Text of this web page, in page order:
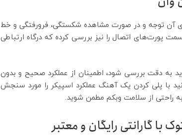
آن توجه و در صورت مشاهده شکستگی، فرورفتگی و خط
پورت‌های اتصال را نیز بررسی کرده که درگاه ارتباطی
به دقت بررسی شود، اطمینان از عملکرد صحیح و بدون
با پلی کردن یک آهنگ عملکرد اسپیکر را مورد سنجش
با گارانتی رایگان و معتبر